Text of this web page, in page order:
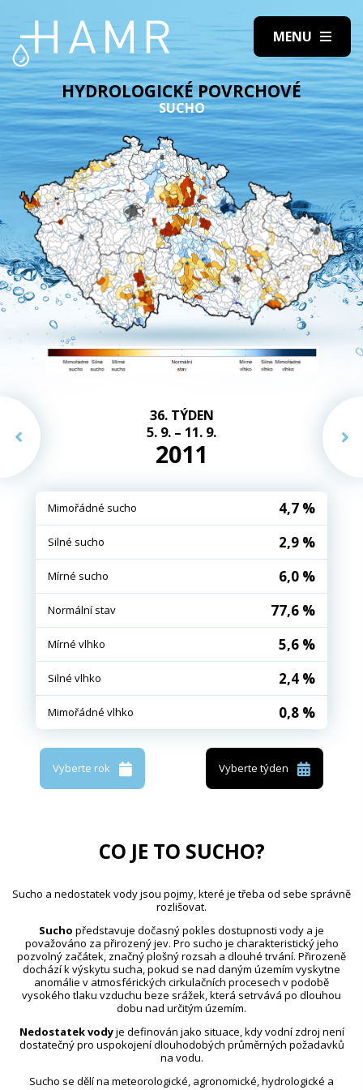
HYDROLOGICKÉ POVRCHOVÉ
SUCHO
36. TÝDEN
5. 9. – 11. 9.
2011
Mimořádné sucho 4,7 %
Silné sucho 2,9 %
Mírné sucho 6,0 %
Normální stav 77,6 %
Mírné vlhko 5,6 %
Silné vlhko 2,4 %
Mimořádné vlhko 0,8 %
Vyberte rok Vyberte týden
CO JE TO SUCHO?
Sucho a nedostatek vody jsou pojmy, které je třeba od sebe správně
rozlišovat.
Sucho představuje dočasný pokles dostupnosti vody a je
považováno za přirozený jev. Pro sucho je charakteristický jeho
pozvolný začátek, značný plošný rozsah a dlouhé trvání. Přirozeně
dochází k výskytu sucha, pokud se nad daným územím vyskytne
anomálie v atmosférických cirkulačních procesech v podobě
vysokého tlaku vzduchu beze srážek, která setrvává po dlouhou
dobu nad určitým územím.
Nedostatek vodyje definován jako situace, kdy vodní zdroj není
dostatečný pro uspokojení dlouhodobých průměrných požadavků
na vodu.
Sucho se dělí na meteorologické, agronomické, hydrologické a